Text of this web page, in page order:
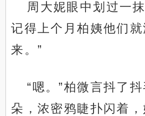
周大妮眼中划过一
记得上个月柏姨他们就
来。”
“嗯。”柏微言抖了
朵，浓密鸦睫扑闪着